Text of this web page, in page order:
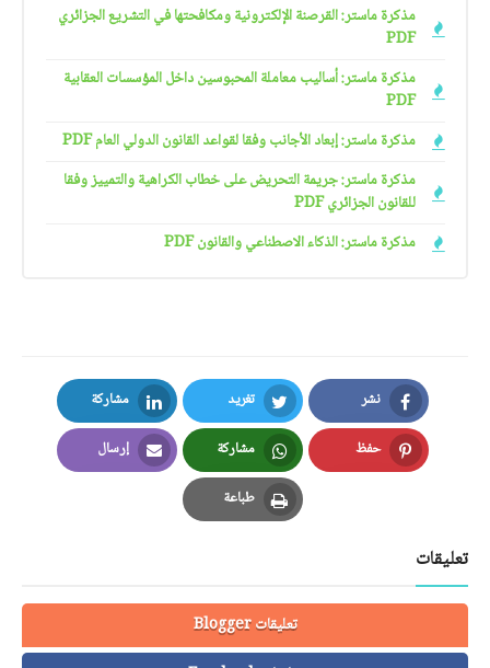
مذكرة ماستر: القرصنة الإلكترونية ومكافحتها في التشريع الجزائري
PDF
مذكرة ماستر: أساليب معاملة المحبوسين داخل المؤسسات العقابية
PDF
مذكرة ماستر: إبعاد الأجانب وفقا لقواعد القانون الدولي العام PDF
مذكرة ماستر: جريمة التحريض على خطاب الكراهية والتمييز وفقا
للقانون الجزائري PDF
مذكرة ماستر: الذكاء الاصطناعي والقانون PDF
نشر
Facebook
تغريد
Twitter
مشاركة
LinkedIn
حفظ
Pinterest
مشاركة
Whatsapp
إرسال
Email
طباعة
Print
تعليقات
تعليقات Blogger